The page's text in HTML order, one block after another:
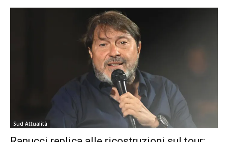
Sud Attualità